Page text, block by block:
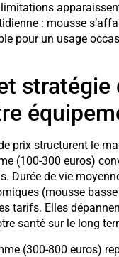
: mousse
pour un usage
stratégie
prix structurent le
(100-300 euros)
Durée de vie
(mousse
tarifs. Elles
santé sur le long
(300-800 euros)